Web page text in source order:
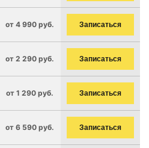
от 4 990 руб. Записаться
от 2 290 руб. Записаться
от 1 290 руб. Записаться
от 6 590 руб. Записаться